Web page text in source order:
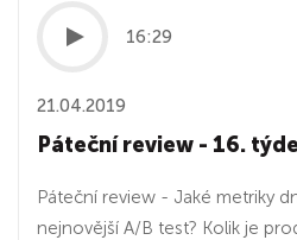
16:29
21.04.2019
Páteční review - 16.
Páteční review - Jaké metriky
nejnovější A/B test? Kolik je